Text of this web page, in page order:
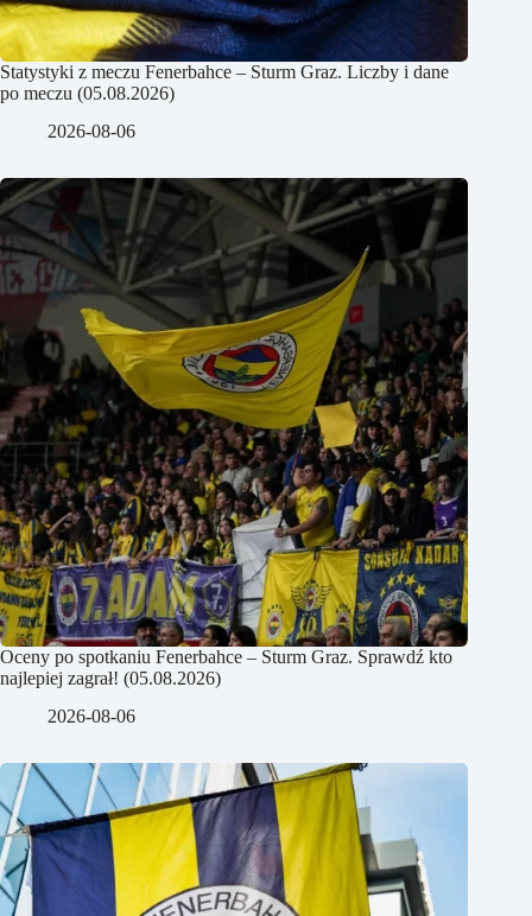
Statystyki z meczu Fenerbahce – Sturm Graz. Liczby i dane
po meczu (05.08.2026)
2026-08-06
Oceny po spotkaniu Fenerbahce – Sturm Graz. Sprawdź kto
najlepiej zagrał! (05.08.2026)
2026-08-06